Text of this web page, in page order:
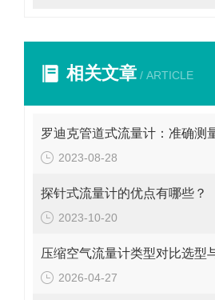
相关文章 / ARTICLE
2023-08-28
探针式流量计的优点有哪些？
2023-10-20
2026-04-27